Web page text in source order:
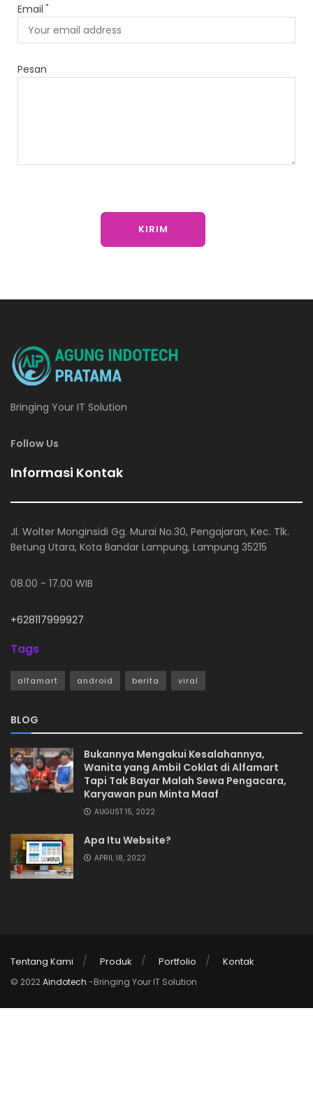
Email *
Pesan
Bringing Your IT Solution
Follow Us
Informasi Kontak
Jl. Wolter Monginsidi Gg. Murai No.30, Pengajaran, Kec. Tlk.
Betung Utara, Kota Bandar Lampung, Lampung 35215
08.00 - 17.00 WIB
+628117999927
Tags
alfamart android berita viral
BLOG
Bukannya Mengakui Kesalahannya,
Wanita yang Ambil Coklat di Alfamart
Tapi Tak Bayar Malah Sewa Pengacara,
Karyawan pun Minta Maaf
AUGUST 15, 2022
Apa Itu Website?
APRIL 18, 2022
Tentang Kami Produk Portfolio Kontak
© 2022Aindotech -Bringing Your IT Solution